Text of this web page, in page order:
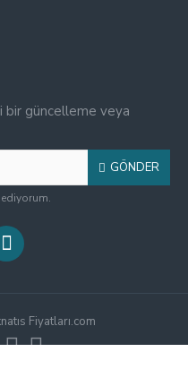
bir güncelleme veya
GÖNDER
Fiyatları.com